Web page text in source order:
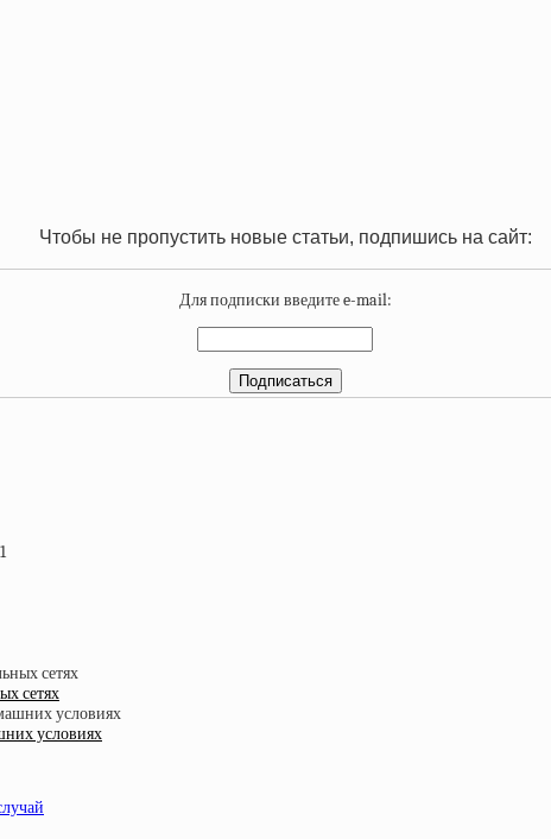
Чтобы не пропустить новые статьи, подпишись на сайт:
Для подписки введите e-mail:
сетях
условиях